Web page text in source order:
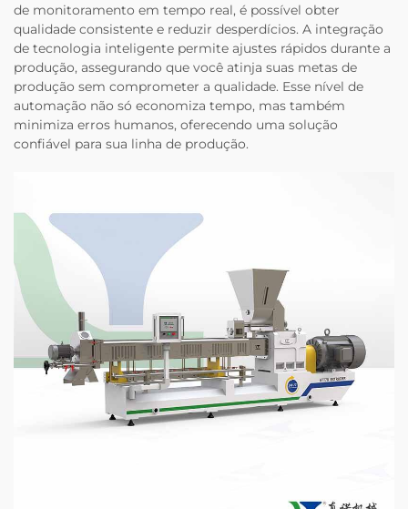
de monitoramento em tempo real, é possível obter
qualidade consistente e reduzir desperdícios. A integração
de tecnologia inteligente permite ajustes rápidos durante a
produção, assegurando que você atinja suas metas de
produção sem comprometer a qualidade. Esse nível de
automação não só economiza tempo, mas também
minimiza erros humanos, oferecendo uma solução
confiável para sua linha de produção.